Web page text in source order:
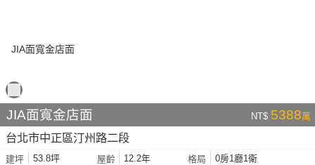
JIA面寬金店面 NT$ 5388萬
台北市中正區汀州路二段
建坪 53.8坪 屋齡 12.2年 格局
0房1廳1衛